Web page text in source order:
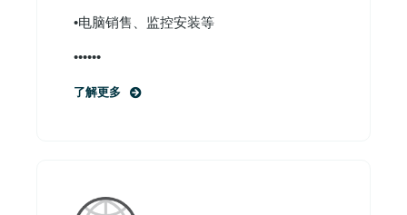
•电脑销售、监控安装等
••••••
了解更多